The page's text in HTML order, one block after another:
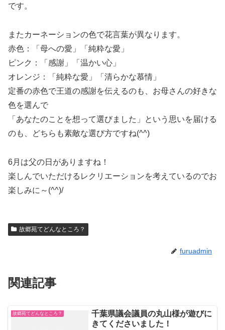
です。
またカーネーションの色で花言葉が異なります。
赤色：「母への愛」「純粋な愛」
ピンク：「感謝」「温かい心」
オレンジ：「純粋な愛」「清らかな慕情」
定番の赤色で王道の感謝を伝えるのも、お母さんの好きな
色を選んで
「あなたのことを想って選びました」という思いを届ける
のも、どちらも素敵な選び方ですね(^^)
6月は父の日がありますね！
楽しんでいただけるレクリエーションを考えているのでお
楽しみに～(^^)/
故郷苑てどんなところ？
furuadmin
関連記事
故郷苑てどんなところ？
千葉県議会議員の丸山様が遊びに
きてくださいました！